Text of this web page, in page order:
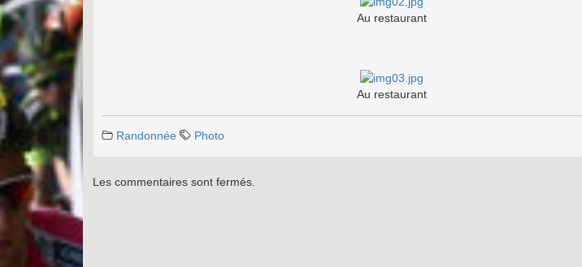
Au restaurant
Au restaurant
Randonnée Photo
Les commentaires sont fermés.